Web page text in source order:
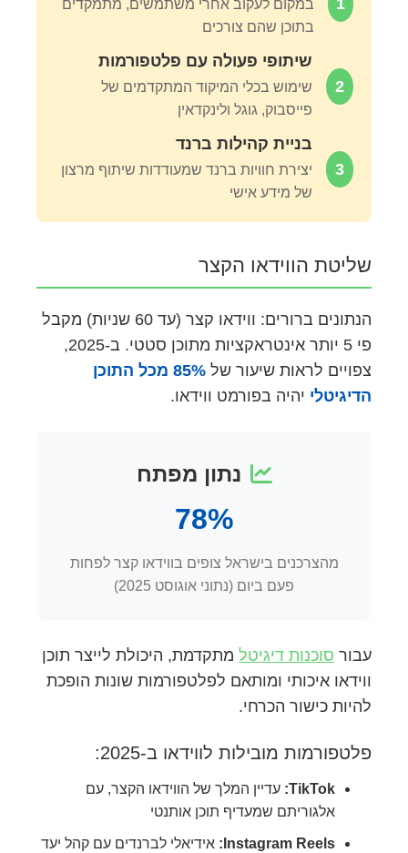
1
במקום לעקוב אחרי משתמשים, מתמקדים
בתוכן שהם צורכים
2
שיתופי פעולה עם פלטפורמות
שימוש בכלי המיקוד המתקדמים של
פייסבוק, גוגל ולינקדאין
3
בניית קהילות ברנד
יצירת חוויות ברנד שמעודדות שיתוף מרצון
של מידע אישי
שליטת הווידאו הקצר
הנתונים ברורים: ווידאו קצר (עד 60 שניות) מקבל
פי 5 יותר אינטראקציות מתוכן סטטי. ב-2025,
צפויים לראות שיעור של
85% מכל התוכן
הדיגיטלי יהיה בפורמט ווידאו.
נתון מפתח
78%
מהצרכנים בישראל צופים בווידאו קצר לפחות
פעם ביום (נתוני אוגוסט 2025)
עבור סוכנות דיגיטל מתקדמת, היכולת לייצר תוכן
ווידאו איכותי ומותאם לפלטפורמות שונות הופכת
להיות כישור הכרחי.
פלטפורמות מובילות לווידאו ב-2025:
TikTok: עדיין המלך של הווידאו הקצר, עם
אלגוריתם שמעדיף תוכן אותנטי
Instagram Reels:
אידיאלי לברנדים עם קהל יעד